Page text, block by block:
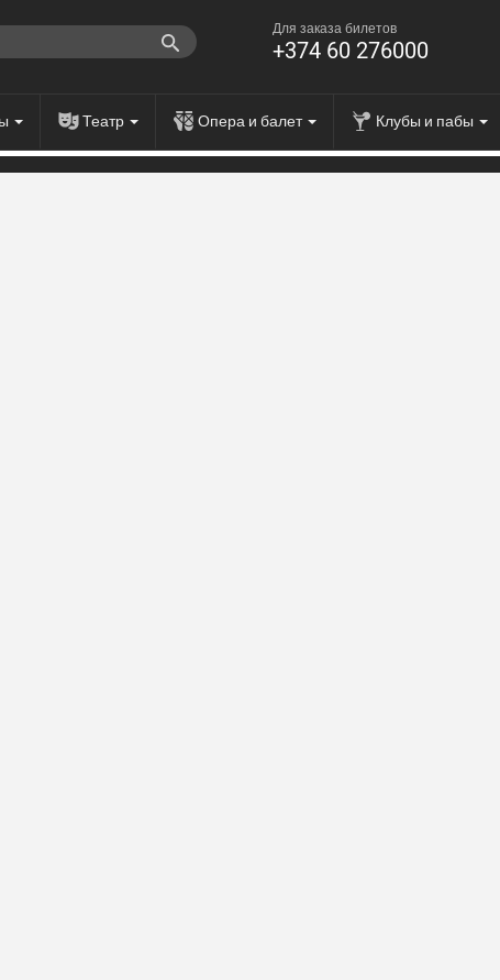
Для заказа билетов
+374 60 276000
Театр Опера и балет Клубы и пабы